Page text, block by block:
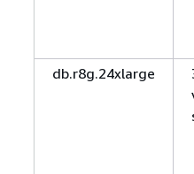
db.r8g.24xlarge